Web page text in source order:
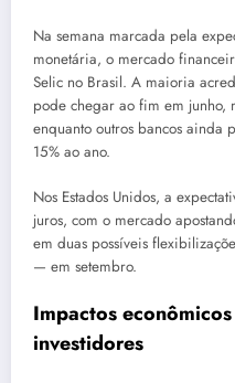
Na semana marcada pela
monetária, o mercado
Selic no Brasil. A maioria
pode chegar ao fim em junho,
enquanto outros bancos ainda
15% ao ano.
Nos Estados Unidos, a
juros, com o mercado
em duas possíveis
— em setembro.
Impactos
investidores